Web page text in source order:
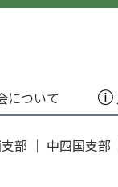
について
部 ｜ 中四国支部